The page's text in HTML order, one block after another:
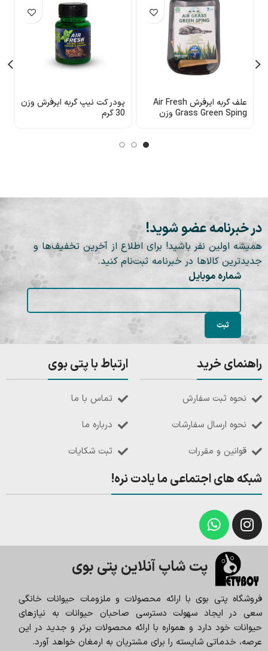
علف گربه ایرفرش Air Fresh
Grass Green Sping وزن
پودر کت نیپ گربه ایرفرش وزن
30 گرم
در خبرنامه عضو شوید!
همیشه اولین نفر باشید! برای اطلاع از آخرین تخفیف‌ها و
جدیدترین کالاها در خبرنامه ثبت‌نام کنید.
شماره موبایل
راهنمای خرید
نحوه ثبت سفارش
نحوه ارسال سفارشات
قوانین و مقررات
ارتباط با پتی بوی
تماس با ما
درباره ما
ثبت شکایات
شبکه های اجتماعی ما یادت نره!
پت شاپ آنلاین پتی بوی
فروشگاه پتی بوی با ارائه محصولات و ملزومات حیوانات خانگی
سعی در ایجاد سهولت دسترسی صاحبان حیوانات به نیازهای
حیوانات خود دارد و همواره با ارائه محصولات برتر و جدید در این
عرصه، خدماتی شایسته را برای مشتریان به ارمغان خواهد آورد.